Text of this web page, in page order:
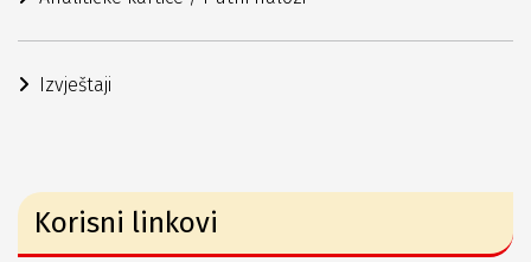
Izvještaji
Korisni linkovi